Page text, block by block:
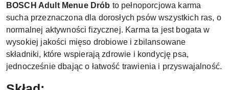
BOSCH Adult Menue Drób to pełnoporcjowa karma
sucha przeznaczona dla dorosłych psów wszystkich ras, o
normalnej aktywności fizycznej. Karma ta jest bogata w
wysokiej jakości mięso drobiowe i zbilansowane
składniki, które wspierają zdrowie i kondycję psa,
jednocześnie dbając o łatwość trawienia i przyswajalność.